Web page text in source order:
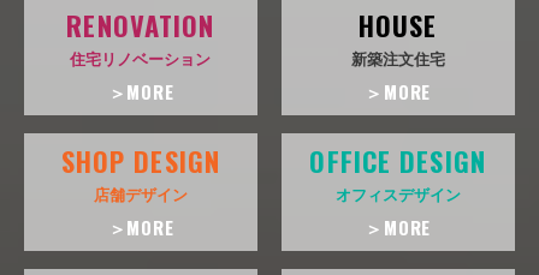
RENOVATION
住宅リノベーション
＞MORE
HOUSE
新築注文住宅
＞MORE
SHOP DESIGN
店舗デザイン
＞MORE
OFFICE DESIGN
オフィスデザイン
＞MORE